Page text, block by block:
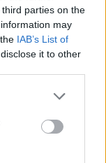
parties on the
may
IAB’s List of
it to other